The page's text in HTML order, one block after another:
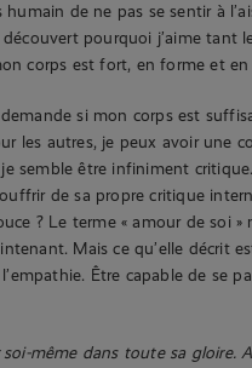
de ne pas se sentir à
pourquoi j’aime tant
corps est fort, en forme et
si mon corps est
les autres, je peux avoir une
semble être infiniment
de sa propre critique
? Le terme « amour de soi »
Mais ce qu’elle décrit
Être capable de se
même dans toute sa gloire.